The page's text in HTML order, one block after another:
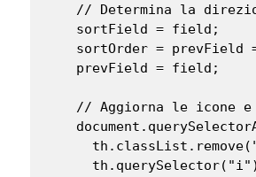
// Determina la
    sortField = field;
sortOrder = prevField
    prevField = field;
// Aggiorna le icone